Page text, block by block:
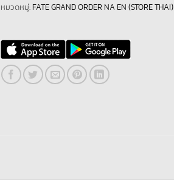
หมวดหมู่: FATE GRAND ORDER NA EN (STORE THAI)